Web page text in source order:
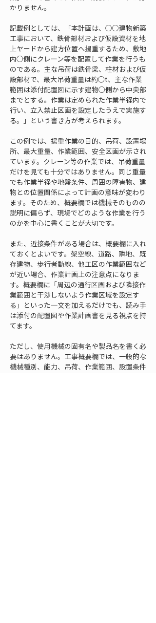
かりません。
記載例としては、「本計画は、○○建物新築
工事において、鉄骨部材および仮設資材を地
上ヤードから建方位置へ揚重するため、敷地
内○側にクレーン等を配置して作業を行うも
のである。主な吊荷は鉄骨梁、柱材および仮
設部材で、最大吊荷重量は約○t、主な作業
範囲は添付配置図に示す建物○側から中央部
までとする。作業は定められた作業半径内で
行い、立入禁止区画を設定したうえで実施す
る。」という書き方が考えられます。
この例では、揚重作業の目的、吊荷、設置場
所、最大重量、作業範囲、安全区画が示され
ています。クレーン等の作業では、吊荷重量
だけを見ても十分ではありません。同じ重量
でも作業半径や地盤条件、周囲の障害物、建
物との位置関係によって計画の意味が変わり
ます。そのため、概要欄では機械そのものの
説明に偏らず、現場でどのような作業を行う
のかを中心に書くことが大切です。
また、近接条件がある場合は、概要欄に入れ
ておくとよいです。架空線、道路、隣地、既
存建物、歩行者動線、他工区の作業範囲など
が近い場合、作業計画上の注意点になりま
す。概要欄に「周辺の通行区画および隣接作
業範囲と干渉しないよう作業区域を設定す
る」といった一文を加えるだけでも、読み手
は添付の配置図や作業計画書を見る視点を持
てます。
ただし、使用機械の固有名や製品名を書く必
要はありません。工事概要欄では、一般的な
機械種別、能力、吊荷、作業範囲、設置条件